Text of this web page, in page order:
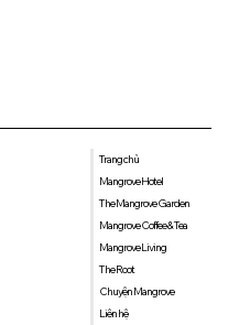
Trang chủ
Mangrove Hotel
The Mangrove Garden
Mangrove Coffee & Tea
Mangrove Living
The Root
Chuyện Mangrove
Liên hệ